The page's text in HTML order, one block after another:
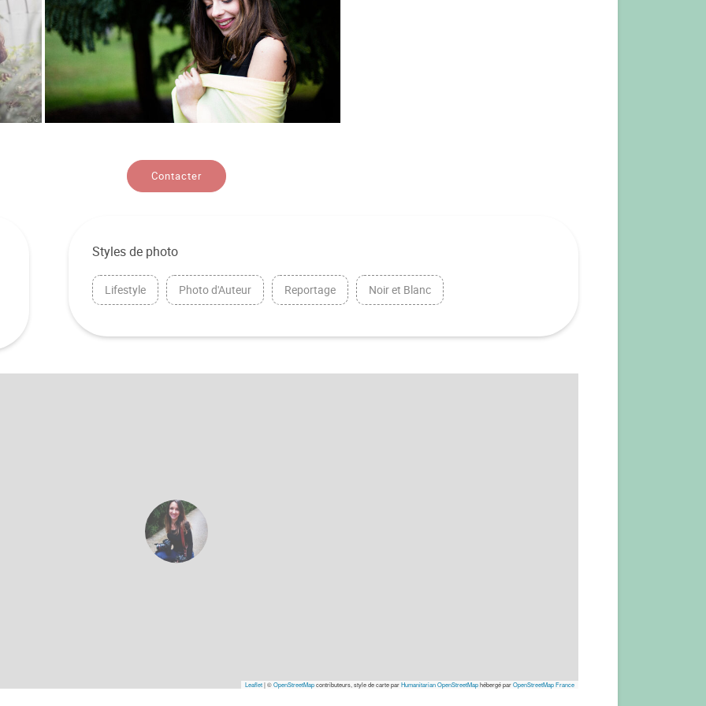
Contacter
Styles de photo
Lifestyle Photo d'Auteur Reportage Noir et Blanc
Leaflet|©OpenStreetMapcontributeurs, style de carte parHumanitarian OpenStreetMaphébergé parOpenStreetMap France